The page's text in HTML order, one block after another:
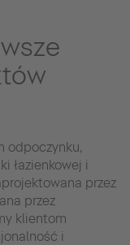
odpoczynku,
łazienkowej i
przez
przez
klientom
i